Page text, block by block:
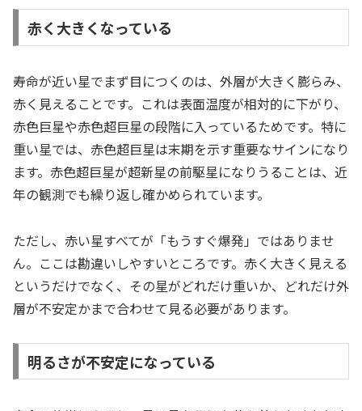
赤く大きくなっている
寿命が近い星でまず目につくのは、外層が大きく膨らみ、
赤く見えることです。これは表面温度が相対的に下がり、
赤色巨星や赤色超巨星の段階に入っているためです。特に
重い星では、赤色超巨星は末期を示す重要なサインになり
ます。赤色超巨星が超新星の前駆星になりうることは、近
年の観測でも繰り返し確かめられています。
ただし、赤い星すべてが「もうすぐ爆発」ではありませ
ん。ここは勘違いしやすいところです。赤く大きく見える
というだけでなく、その星がどれだけ重いか、どれだけ外
層が不安定かまで合わせて見る必要があります。
明るさが不安定になっている